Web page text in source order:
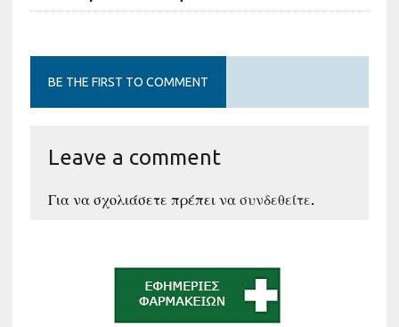
BE THE FIRST TO COMMENT
Leave a comment
Για να σχολιάσετε πρέπει νασυνδεθείτε.